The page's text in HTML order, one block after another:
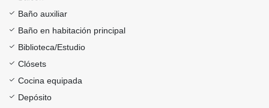
Baño auxiliar
Baño en habitación principal
Biblioteca/Estudio
Clósets
Cocina equipada
Depósito